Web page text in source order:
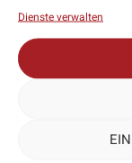
Dienste verwalten